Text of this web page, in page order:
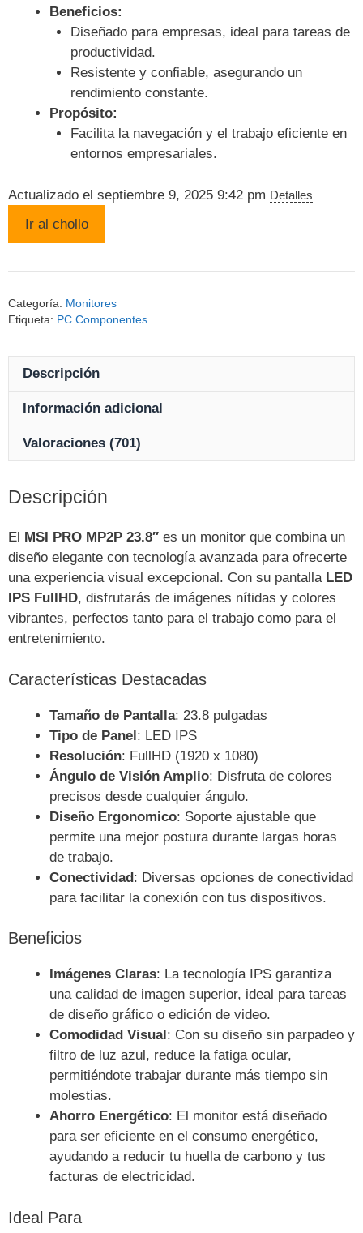
Beneficios:
Diseñado para empresas, ideal para tareas de
productividad.
Resistente y confiable, asegurando un
rendimiento constante.
Propósito:
Facilita la navegación y el trabajo eficiente en
entornos empresariales.
Actualizado el septiembre 9, 2025 9:42 pm Detalles
Ir al chollo
Categoría: Monitores
Etiqueta: PC Componentes
Descripción
Información adicional
Valoraciones (701)
Descripción
El MSI PRO MP2P 23.8″ es un monitor que combina un
diseño elegante con tecnología avanzada para ofrecerte
una experiencia visual excepcional. Con su pantalla LED
IPS FullHD, disfrutarás de imágenes nítidas y colores
vibrantes, perfectos tanto para el trabajo como para el
entretenimiento.
Características Destacadas
Tamaño de Pantalla: 23.8 pulgadas
Tipo de Panel: LED IPS
Resolución: FullHD (1920 x 1080)
Ángulo de Visión Amplio: Disfruta de colores
precisos desde cualquier ángulo.
Diseño Ergonomico: Soporte ajustable que
permite una mejor postura durante largas horas
de trabajo.
Conectividad: Diversas opciones de conectividad
para facilitar la conexión con tus dispositivos.
Beneficios
Imágenes Claras: La tecnología IPS garantiza
una calidad de imagen superior, ideal para tareas
de diseño gráfico o edición de video.
Comodidad Visual: Con su diseño sin parpadeo y
filtro de luz azul, reduce la fatiga ocular,
permitiéndote trabajar durante más tiempo sin
molestias.
Ahorro Energético: El monitor está diseñado
para ser eficiente en el consumo energético,
ayudando a reducir tu huella de carbono y tus
facturas de electricidad.
Ideal Para